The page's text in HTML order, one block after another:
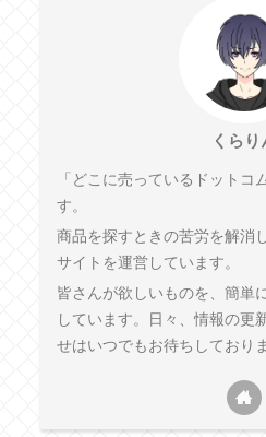
くらり
「どこに売っているドットコ
す。
商品を探すときの苦労を解消
サイトを運営しています。
皆さんが欲しいものを、簡単
しています。日々、情報の更
せはいつでもお待ちしており